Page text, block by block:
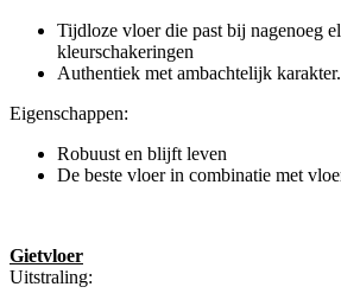
Tijdloze vloer die past bij nagenoeg
kleurschakeringen
Authentiek met ambachtelijk karakter.
Eigenschappen:
Robuust en blijft leven
De beste vloer in combinatie met
Gietvloer
Uitstraling: